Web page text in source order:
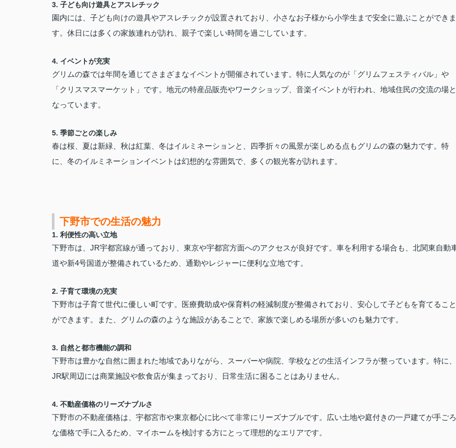
3. 子ども向け遊具とアスレチック
園内には、子ども向けの遊具やアスレチックが設置されており、小さなお子様から小学生まで安全に遊ぶことができま
す。休日には多くの家族連れが訪れ、親子で楽しい時間を過ごしています。
4. イベントが充実
グリムの森では年間を通じてさまざまなイベントが開催されています。特に人気なのが「グリムフェスティバル」や
「クリスマスマーケット」です。地元の特産品販売やワークショップ、音楽イベントが行われ、地域住民の交流の場と
なっています。
5. 季節ごとの楽しみ
春は桜、夏は新緑、秋は紅葉、冬はイルミネーションと、四季折々の風景が楽しめる点もグリムの森の魅力です。特
に、冬のイルミネーションイベントは幻想的な雰囲気で、多くの観光客が訪れます。
下野市での生活の魅力
1. 利便性の高い立地
下野市は、JR宇都宮線が通っており、東京や宇都宮方面へのアクセスが良好です。車を利用する場合も、北関東自動
道や新4号国道が整備されているため、通勤やレジャーに便利な立地です。
2. 子育て環境の充実
下野市は子育て世代に優しい町です。医療費助成や保育料の軽減制度が整備されており、安心して子どもを育てること
ができます。また、グリムの森のような施設があることで、家族で楽しめる場所が多いのも魅力です。
3. 自然と都市機能の調和
下野市は豊かな自然に囲まれた地域でありながら、スーパーや病院、学校などの生活インフラが整っています。特に、
JR駅周辺には商業施設や飲食店が集まっており、日常生活に困ることはありません。
4. 不動産価格のリーズナブルさ
下野市の不動産価格は、宇都宮市や東京都心に比べて非常にリーズナブルです。広い土地や庭付きの一戸建てが手ごろ
な価格で手に入るため、マイホームを検討する方にとって理想的なエリアです。